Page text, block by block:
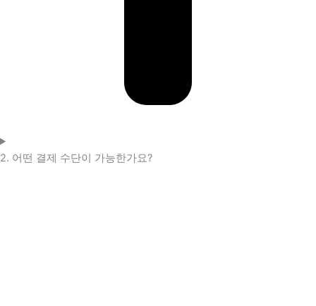
2. 어떤 결제 수단이 가능한가요?